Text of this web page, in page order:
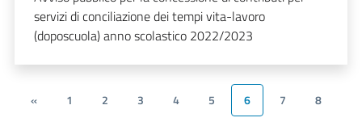
servizi di conciliazione dei tempi vita-lavoro
(doposcuola) anno scolastico 2022/2023
« 1 2 3 4 5 6 7
8